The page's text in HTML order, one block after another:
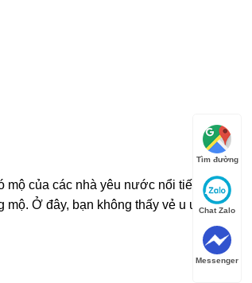
mộ của các nhà yêu nước nổi tiếng như
Ở đây, bạn không thấy vẻ u uất
Tìm đường
Chat Zalo
Messenger